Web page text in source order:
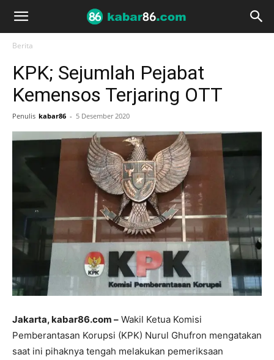
Berita
KPK; Sejumlah Pejabat
Kemensos Terjaring OTT
Penulis kabar86 - 5 Desember 2020
Jakarta, kabar86.com – Wakil Ketua Komisi
Pemberantasan Korupsi (KPK) Nurul Ghufron mengatakan
saat ini pihaknya tengah melakukan pemeriksaan